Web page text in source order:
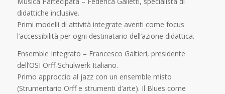
didattiche inclusive.
Primi modelli di attività integrate aventi come focus
l’accessibilità per ogni destinatario dell’azione didattica.
Ensemble Integrato – Francesco Galtieri, presidente
dell’OSI Orff-Schulwerk Italiano.
Primo approccio al jazz con un ensemble misto
(Strumentario Orff e strumenti d’arte). Il Blues come